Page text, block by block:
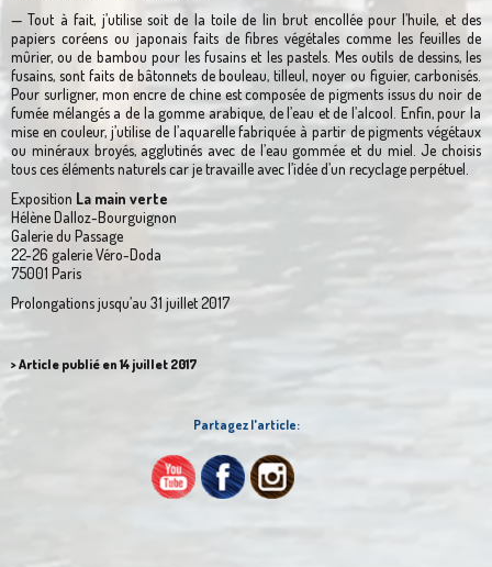
— Tout à fait, j’utilise soit de la toile de lin brut encollée pour l’huile, et des
papiers coréens ou japonais faits de fibres végétales comme les feuilles de
mûrier, ou de bambou pour les fusains et les pastels. Mes outils de dessins, les
fusains, sont faits de bâtonnets de bouleau, tilleul, noyer ou figuier, carbonisés.
Pour surligner, mon encre de chine est composée de pigments issus du noir de
fumée mélangés a de la gomme arabique, de l’eau et de l’alcool. Enfin, pour la
mise en couleur, j’utilise de l’aquarelle fabriquée à partir de pigments végétaux
ou minéraux broyés, agglutinés avec de l’eau gommée et du miel. Je choisis
tous ces éléments naturels car je travaille avec l’idée d’un recyclage perpétuel.
Exposition La main verte
Hélène Dalloz-Bourguignon
Galerie du Passage
22-26 galerie Véro-Doda
75001 Paris
Prolongations jusqu’au 31 juillet 2017
> Article publié en 14 juillet 2017
Partagez l'article: